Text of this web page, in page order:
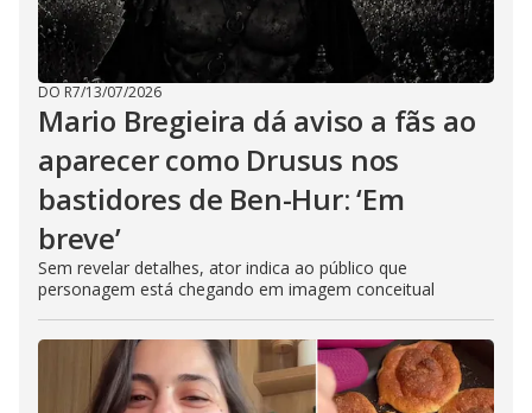
DO R7/13/07/2026
Mario Bregieira dá aviso a fãs ao
aparecer como Drusus nos
bastidores de Ben-Hur: ‘Em
breve’
Sem revelar detalhes, ator indica ao público que
personagem está chegando em imagem conceitual